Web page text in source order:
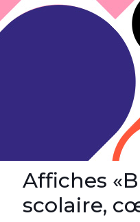
Affiches
scolaire,